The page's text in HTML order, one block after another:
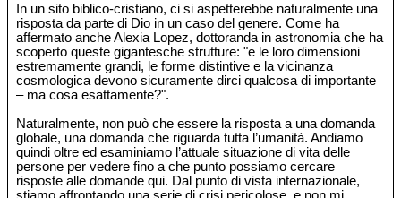
In un sito biblico-cristiano, ci si aspetterebbe naturalmente una
risposta da parte di Dio in un caso del genere. Come ha
affermato anche Alexia Lopez, dottoranda in astronomia che ha
scoperto queste gigantesche strutture: "e le loro dimensioni
estremamente grandi, le forme distintive e la vicinanza
cosmologica devono sicuramente dirci qualcosa di importante
– ma cosa esattamente?".
Naturalmente, non può che essere la risposta a una domanda
globale, una domanda che riguarda tutta l’umanità. Andiamo
quindi oltre ed esaminiamo l’attuale situazione di vita delle
persone per vedere fino a che punto possiamo cercare
risposte alle domande qui. Dal punto di vista internazionale,
stiamo affrontando una serie di crisi pericolose, e non mi